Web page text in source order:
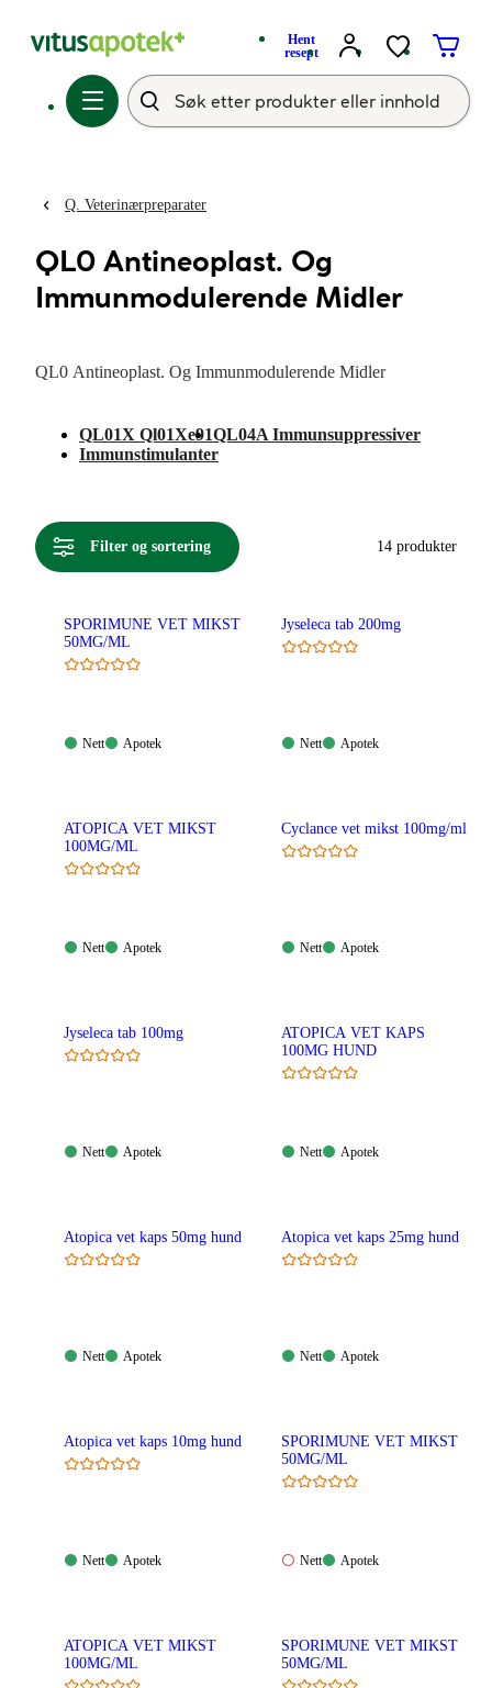
Hent
resept
Q. Veterinærpreparater
QL0 Antineoplast. Og
Immunmodulerende Midler
QL0 Antineoplast. Og Immunmodulerende Midler
QL01X Ql01Xe91QL04A Immunsuppressiver
Immunstimulanter
Filter og sortering 14 produkter
SPORIMUNE VET MIKST
50MG/ML
Nett:
Nett
Apotek:
Apotek
Jyseleca tab 200mg
Nett:
Nett
Apotek:
Apotek
ATOPICA VET MIKST
100MG/ML
Nett:
Nett
Apotek:
Apotek
Cyclance vet mikst 100mg/ml
Nett:
Nett
Apotek:
Apotek
Jyseleca tab 100mg
Nett:
Nett
Apotek:
Apotek
ATOPICA VET KAPS
100MG HUND
Nett:
Nett
Apotek:
Apotek
Atopica vet kaps 50mg hund
Nett:
Nett
Apotek:
Apotek
Atopica vet kaps 25mg hund
Nett:
Nett
Apotek:
Apotek
Atopica vet kaps 10mg hund
Nett:
Nett
Apotek:
Apotek
SPORIMUNE VET MIKST
50MG/ML
Nett:
Nett
Apotek:
Apotek
ATOPICA VET MIKST
100MG/ML
SPORIMUNE VET MIKST
50MG/ML